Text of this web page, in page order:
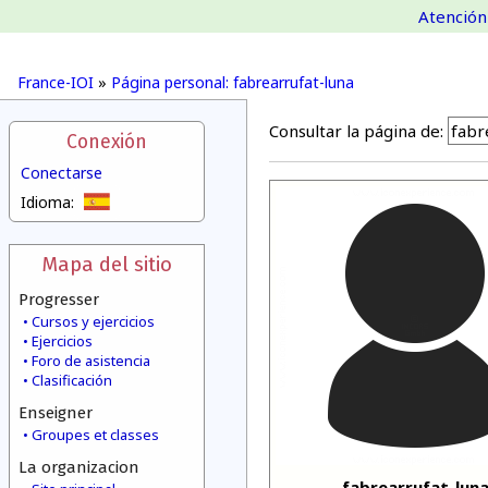
France-IOI » Página personal: fabrearrufat-luna
Conexión
Conectarse
Idioma:
Mapa del sitio
Progresser
Cursos y ejercicios
Ejercicios
Foro de asistencia
Clasificación
Enseigner
Groupes et classes
La organizacion
Consultar la página de: